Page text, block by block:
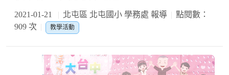
2021-01-21 北屯區 北屯國小 學務處 報導
點閱數：
909 次
教學活動